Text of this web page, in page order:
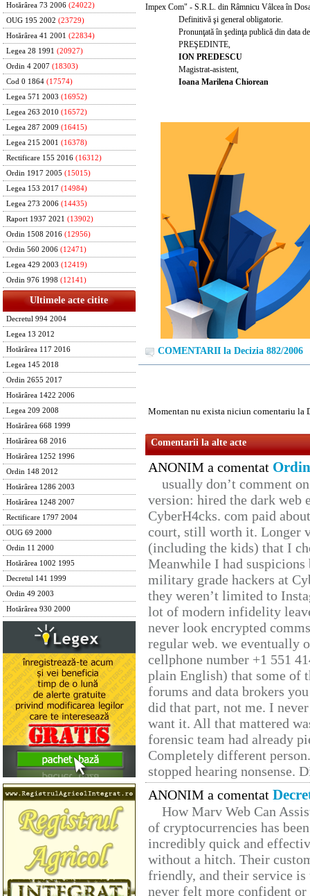
Hotărârea 73 2006 (24022)
OUG 195 2002 (23729)
Hotărârea 41 2001 (22834)
Legea 28 1991 (20927)
Ordin 4 2007 (18303)
Cod 0 1864 (17574)
Legea 571 2003 (16952)
Legea 263 2010 (16572)
Legea 287 2009 (16415)
Legea 215 2001 (16378)
Rectificare 155 2016 (16312)
Ordin 1917 2005 (15015)
Legea 153 2017 (14984)
Legea 273 2006 (14435)
Raport 1937 2021 (13902)
Ordin 1508 2016 (12956)
Ordin 560 2006 (12471)
Legea 429 2003 (12419)
Ordin 976 1998 (12141)
Ultimele acte citite
Decretul 994 2004
Legea 13 2012
Hotărârea 117 2016
Legea 145 2018
Ordin 2655 2017
Hotărârea 1422 2006
Legea 209 2008
Hotărârea 668 1999
Hotărârea 68 2016
Hotărârea 1252 1996
Ordin 148 2012
Hotărârea 1286 2003
Hotărârea 1248 2007
Rectificare 1797 2004
OUG 69 2000
Ordin 11 2000
Hotărârea 1002 1995
Decretul 141 1999
Ordin 49 2003
Hotărârea 930 2000
Impex Com" - S.R.L. din Râmnicu Vâlcea în
Definitivă şi general obligatorie.
Pronunţată în şedinţa publică din data
PREŞEDINTE,
ION PREDESCU
Magistrat-asistent,
Ioana Marilena Chiorean
COMENTARII la Decizia 882/2006
Momentan nu exista niciun comentariu la
Comentarii la alte acte
ANONIM a comentat
usually don’t comment
version: hired the dark web
CyberH4cks. com paid
court, still worth it. Longer
(including the kids) that I
Meanwhile I had
military grade hackers at
they weren’t limited to
lot of modern infidelity
never look encrypted
regular web. we eventually
cellphone number +1 551
plain English) that some of
forums and data brokers
did that part, not me. I
want it. All that mattered
forensic team had already
Completely different
stopped hearing nonsense.
ANONIM a comentat
How Marv Web Can
of cryptocurrencies has
incredibly quick and
without a hitch. Their
friendly, and their service
never felt more confident